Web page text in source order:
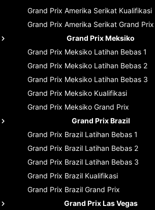
Grand Prix Amerika Serikat Kualifikasi
Grand Prix Amerika Serikat Grand Prix
Grand Prix Meksiko
Grand Prix Meksiko Latihan Bebas 1
Grand Prix Meksiko Latihan Bebas 2
Grand Prix Meksiko Latihan Bebas 3
Grand Prix Meksiko Kualifikasi
Grand Prix Meksiko Grand Prix
Grand Prix Brazil
Grand Prix Brazil Latihan Bebas 1
Grand Prix Brazil Latihan Bebas 2
Grand Prix Brazil Latihan Bebas 3
Grand Prix Brazil Kualifikasi
Grand Prix Brazil Grand Prix
Grand Prix Las Vegas